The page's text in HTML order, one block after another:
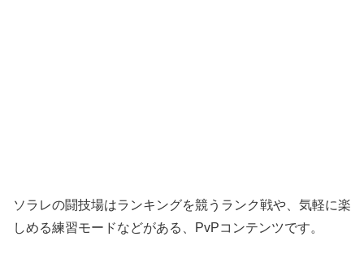
ソラレの闘技場はランキングを競うランク戦や、気軽に楽
しめる練習モードなどがある、PvPコンテンツです。